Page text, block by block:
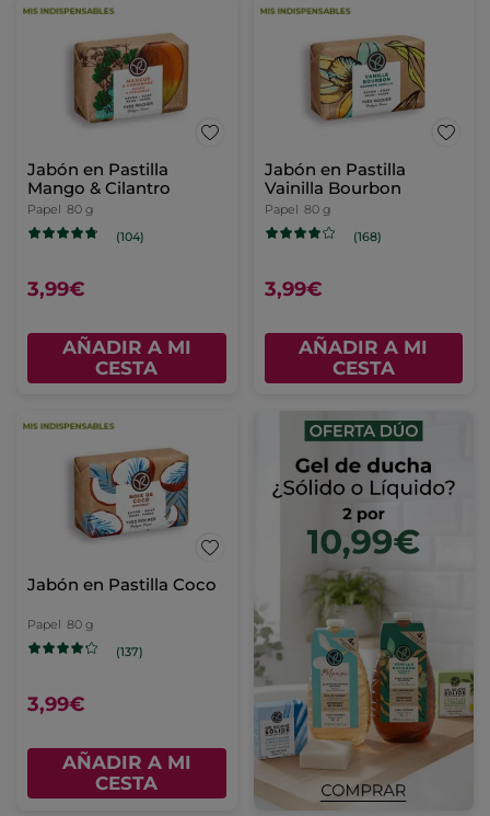
Jabón en Pastilla
Mango & Cilantro
Papel 80 g
(104)
3,99€
AÑADIR A MI
CESTA
Jabón en Pastilla
Vainilla Bourbon
Papel 80 g
(168)
3,99€
AÑADIR A MI
CESTA
Jabón en Pastilla Coco
Papel 80 g
(137)
3,99€
AÑADIR A MI
CESTA